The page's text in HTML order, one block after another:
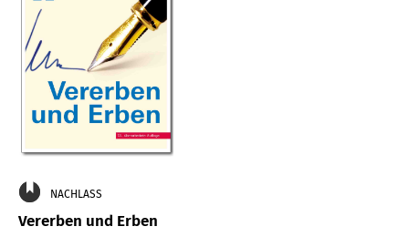
NACHLASS
Vererben und Erben